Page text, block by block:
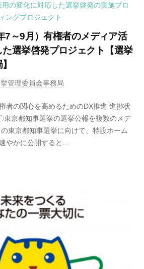
の変化に対応した選挙啓発の実施プロ
ングプロジェクト
7～9月）有権者のメディア活
選挙啓発プロジェクト【選挙
管理委員会事務局
者の関心を高めるためのDX推進 進捗状
東京都知事選挙の選挙公報を複数のメデ
東京都知事選挙に向けて、特設ホーム
やかに公開すると...